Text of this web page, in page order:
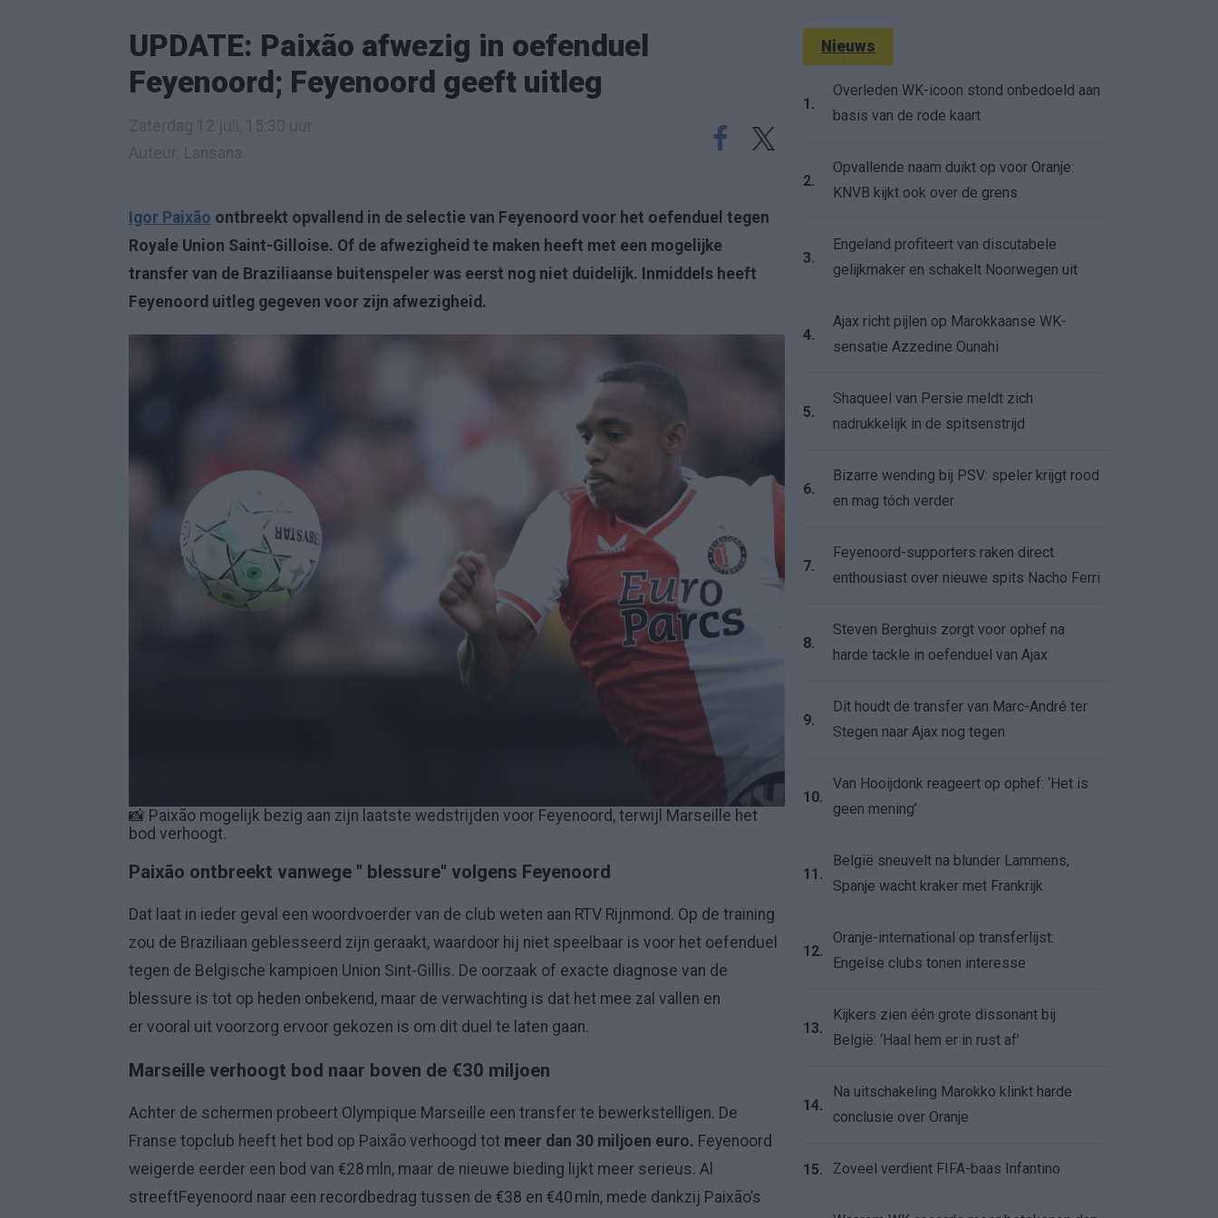
UPDATE: Paixão afwezig in oefenduel
Feyenoord; Feyenoord geeft uitleg
Igor Paixão ontbreekt opvallend in de selectie van Feyenoord voor het oefenduel tegen
Royale Union Saint-Gilloise. Of de afwezigheid te maken heeft met een mogelijke
transfer van de Braziliaanse buitenspeler was eerst nog niet duidelijk. Inmiddels heeft
Feyenoord uitleg gegeven voor zijn afwezigheid.
📸 Paixão mogelijk bezig aan zijn laatste wedstrijden voor Feyenoord, terwijl Marseille het
bod verhoogt.
Paixão ontbreekt vanwege '' blessure'' volgens Feyenoord
Dat laat in ieder geval een woordvoerder van de club weten aan RTV Rijnmond. Op de training
zou de Braziliaan geblesseerd zijn geraakt, waardoor hij niet speelbaar is voor het oefenduel
tegen de Belgische kampioen Union Sint-Gillis. De oorzaak of exacte diagnose van de
blessure is tot op heden onbekend, maar de verwachting is dat het mee zal vallen en
er vooral uit voorzorg ervoor gekozen is om dit duel te laten gaan.
Marseille verhoogt bod naar boven de €30 miljoen
Achter de schermen probeert Olympique Marseille een transfer te bewerkstelligen. De
Franse topclub heeft het bod op Paixão verhoogd tot meer dan 30 miljoen euro. Feyenoord
weigerde eerder een bod van €28 mln, maar de nieuwe bieding lijkt meer serieus. Al
streeftFeyenoord naar een recordbedrag tussen de €38 en €40 mln, mede dankzij Paixão’s
Nieuws
1.
Overleden WK-icoon stond onbedoeld aan
basis van de rode kaart
2.
Opvallende naam duikt op voor Oranje:
KNVB kijkt ook over de grens
3.
Engeland profiteert van discutabele
gelijkmaker en schakelt Noorwegen uit
4.
Ajax richt pijlen op Marokkaanse WK-
sensatie Azzedine Ounahi
5.
Shaqueel van Persie meldt zich
nadrukkelijk in de spitsenstrijd
6.
Bizarre wending bij PSV: speler krijgt rood
en mag tóch verder
7.
Feyenoord-supporters raken direct
enthousiast over nieuwe spits Nacho Ferri
8.
Steven Berghuis zorgt voor ophef na
harde tackle in oefenduel van Ajax
9.
Dit houdt de transfer van Marc-André ter
Stegen naar Ajax nog tegen
10.
Van Hooijdonk reageert op ophef: ‘Het is
geen mening’
11.
België sneuvelt na blunder Lammens,
Spanje wacht kraker met Frankrijk
12.
Oranje-international op transferlijst:
Engelse clubs tonen interesse
13.
Kijkers zien één grote dissonant bij
België: ‘Haal hem er in rust af’
14.
Na uitschakeling Marokko klinkt harde
conclusie over Oranje
15. Zoveel verdient FIFA-baas Infantino